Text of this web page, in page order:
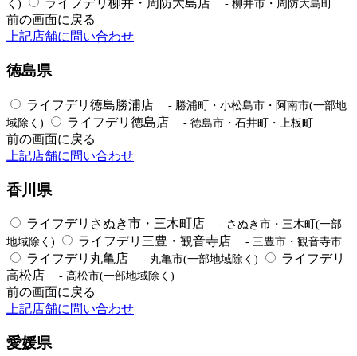
く)
ライフデリ柳井・周防大島店 - 柳井市・周防大島町
前の画面に戻る
上記店舗に問い合わせ
徳島県
ライフデリ徳島勝浦店
- 勝浦町・小松島市・阿南市(一部地
域除く)
ライフデリ徳島店 - 徳島市・石井町・上板町
前の画面に戻る
上記店舗に問い合わせ
香川県
ライフデリさぬき市・三木町店
- さぬき市・三木町(一部
地域除く)
ライフデリ三豊・観音寺店 - 三豊市・観音寺市
ライフデリ丸亀店 - 丸亀市(一部地域除く)
ライフデリ
高松店
- 高松市(一部地域除く)
前の画面に戻る
上記店舗に問い合わせ
愛媛県